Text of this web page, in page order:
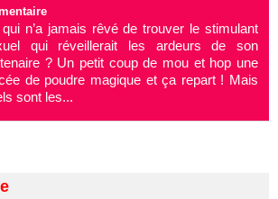
n’a jamais rêvé de trouver le stimulant
qui réveillerait les ardeurs de son
? Un petit coup de mou et hop une
de poudre magique et ça repart ! Mais
sont les...